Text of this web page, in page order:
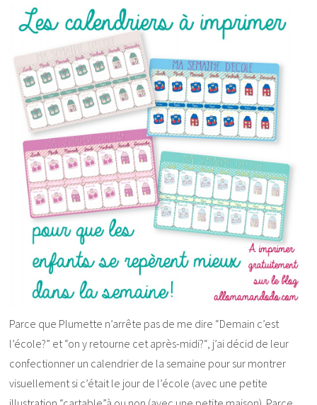
Parce que Plumette n’arrête pas de me dire “Demain c’est
l’école?” et “on y retourne cet après-midi?“, j’ai décid de leur
confectionner un calendrier de la semaine pour sur montrer
visuellement si c’était le jour de l’école (avec une petite